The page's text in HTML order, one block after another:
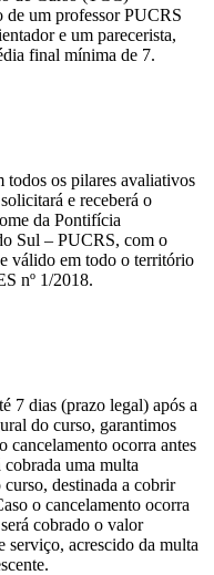
um professor PUCRS
e um parecerista,
final mínima de 7.
todos os pilares avaliativos
e receberá o
da Pontifícia
Sul – PUCRS, com o
válido em todo o território
nº 1/2018.
7 dias (prazo legal) após a
do curso, garantimos
cancelamento ocorra antes
uma multa
destinada a cobrir
o cancelamento ocorra
cobrado o valor
serviço, acrescido da multa